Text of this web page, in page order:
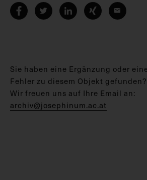
Sie haben eine Ergänzung oder
Fehler zu diesem Objekt gefunden?
Wir freuen uns auf Ihre Email an:
archiv@josephinum.ac.at